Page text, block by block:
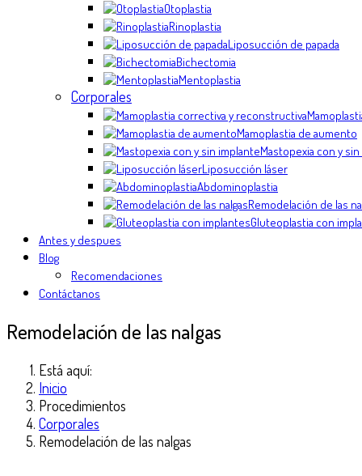
Otoplastia
Rinoplastia
Liposucción de papada
Bichectomia
Mentoplastia
Corporales
Mamoplastia de aumento
Mastopexia con y
Liposucción láser
Abdominoplastia
Remodelación de las
Gluteoplastia con
Antes y despues
Blog
Recomendaciones
Contáctanos
Remodelación de las nalgas
Está aquí:
Inicio
Procedimientos
Corporales
Remodelación de las nalgas